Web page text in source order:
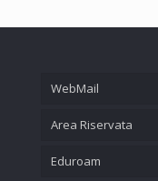
WebMail
Area Riservata
Eduroam